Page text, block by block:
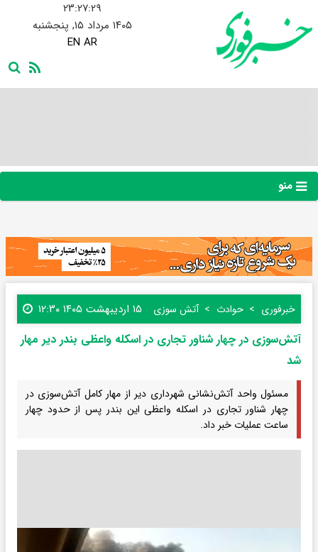
۲۳:۲۷:۳۰
۱۴۰۵ مرداد ۱۵, پنجشنبه
EN AR
منو
خبرفوری حوادث آتش سوزی ۱۵ اردیبهشت ۱۴۰۵ ۱۲:۳۰
آتش‌سوزی در چهار شناور تجاری در اسکله واعظی بندر دیر مهار
شد
مسئول واحد آتش‌نشانی شهرداری دیر از مهار کامل آتش‌سوزی در
چهار شناور تجاری در اسکله واعظی این بندر پس از حدود چهار
ساعت عملیات خبر داد.